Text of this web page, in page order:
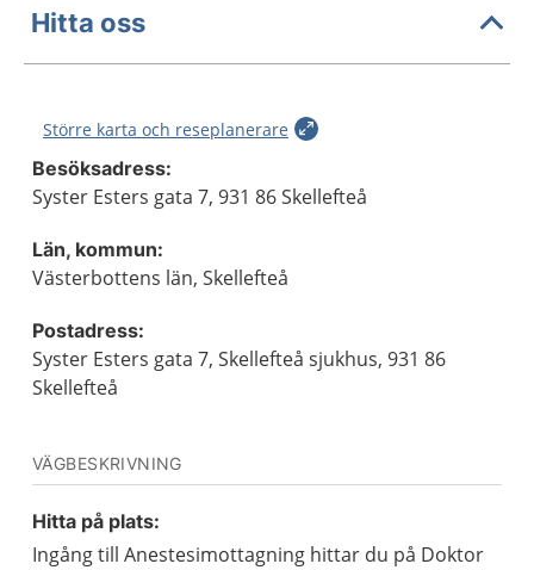
Hitta oss
Större karta och reseplanerare
Besöksadress:
Syster Esters gata 7, 931 86 Skellefteå
Län, kommun:
Västerbottens län, Skellefteå
Postadress:
Syster Esters gata 7, Skellefteå sjukhus, 931 86
Skellefteå
VÄGBESKRIVNING
Hitta på plats:
Ingång till Anestesimottagning hittar du på Doktor